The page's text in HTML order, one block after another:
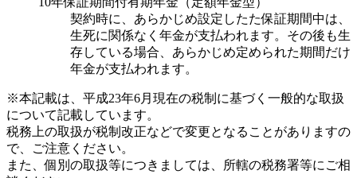
契約時に、あらかじめ設定したた保証期間中は、
生死に関係なく年金が支払われます。その後も生
存している場合、あらかじめ定められた期間だけ
年金が支払われます。
※本記載は、平成23年6月現在の税制に基づく一般的な取扱
について記載しています。
税務上の取扱が税制改正などで変更となることがありますの
で、ご注意ください。
また、個別の取扱等につきましては、所轄の税務署等にご相